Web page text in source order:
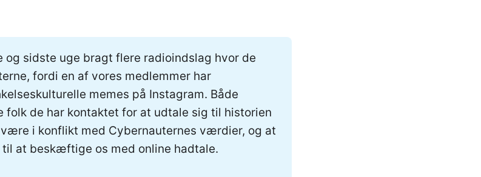
og sidste uge bragt flere radioindslag hvor de
fordi en af vores medlemmer har
memes på Instagram. Både
de har kontaktet for at udtale sig til historien
i konflikt med Cybernauternes værdier, og at
til at beskæftige os med online hadtale.